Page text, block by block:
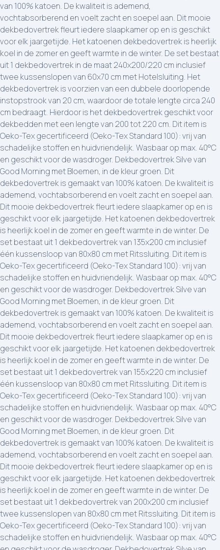
van 100% katoen. De kwaliteit is ademend,
vochtabsorberend en voelt zacht en soepel aan. Dit mooie
dekbedovertrek fleurt iedere slaapkamer op en is geschikt
voor elk jaargetijde. Het katoenen dekbedovertrek is heerlijk
koel in de zomer en geeft warmte in de winter. De set bestaat
uit 1 dekbedovertrek in de maat 240x200/220 cm inclusief
twee kussenslopen van 60x70 cm met Hotelsluiting. Het
dekbedovertrek is voorzien van een dubbele doorlopende
instopstrook van 20 cm, waardoor de totale lengte circa 240
cm bedraagt. Hierdoor is het dekbedovertrek geschikt voor
dekbedden met een lengte van 200 tot 220 cm. Dit item is
Oeko-Tex gecertificeerd (Oeko-Tex Standard 100): vrij van
schadelijke stoffen en huidvriendelijk. Wasbaar op max. 40°C
en geschikt voor de wasdroger. Dekbedovertrek Silve van
Good Morning met Bloemen, in de kleur groen. Dit
dekbedovertrek is gemaakt van 100% katoen. De kwaliteit is
ademend, vochtabsorberend en voelt zacht en soepel aan.
Dit mooie dekbedovertrek fleurt iedere slaapkamer op en is
geschikt voor elk jaargetijde. Het katoenen dekbedovertrek
is heerlijk koel in de zomer en geeft warmte in de winter. De
set bestaat uit 1 dekbedovertrek van 135x200 cm inclusief
één kussensloop van 80x80 cm met Ritssluiting. Dit item is
Oeko-Tex gecertificeerd (Oeko-Tex Standard 100): vrij van
schadelijke stoffen en huidvriendelijk. Wasbaar op max. 40°C
en geschikt voor de wasdroger. Dekbedovertrek Silve van
Good Morning met Bloemen, in de kleur groen. Dit
dekbedovertrek is gemaakt van 100% katoen. De kwaliteit is
ademend, vochtabsorberend en voelt zacht en soepel aan.
Dit mooie dekbedovertrek fleurt iedere slaapkamer op en is
geschikt voor elk jaargetijde. Het katoenen dekbedovertrek
is heerlijk koel in de zomer en geeft warmte in de winter. De
set bestaat uit 1 dekbedovertrek van 155x220 cm inclusief
één kussensloop van 80x80 cm met Ritssluiting. Dit item is
Oeko-Tex gecertificeerd (Oeko-Tex Standard 100): vrij van
schadelijke stoffen en huidvriendelijk. Wasbaar op max. 40°C
en geschikt voor de wasdroger. Dekbedovertrek Silve van
Good Morning met Bloemen, in de kleur groen. Dit
dekbedovertrek is gemaakt van 100% katoen. De kwaliteit is
ademend, vochtabsorberend en voelt zacht en soepel aan.
Dit mooie dekbedovertrek fleurt iedere slaapkamer op en is
geschikt voor elk jaargetijde. Het katoenen dekbedovertrek
is heerlijk koel in de zomer en geeft warmte in de winter. De
set bestaat uit 1 dekbedovertrek van 200x200 cm inclusief
twee kussenslopen van 80x80 cm met Ritssluiting. Dit item is
Oeko-Tex gecertificeerd (Oeko-Tex Standard 100): vrij van
schadelijke stoffen en huidvriendelijk. Wasbaar op max. 40°C